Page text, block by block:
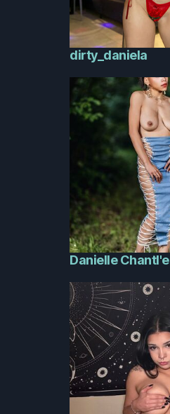
dirty_daniela
Danielle Chantl'e